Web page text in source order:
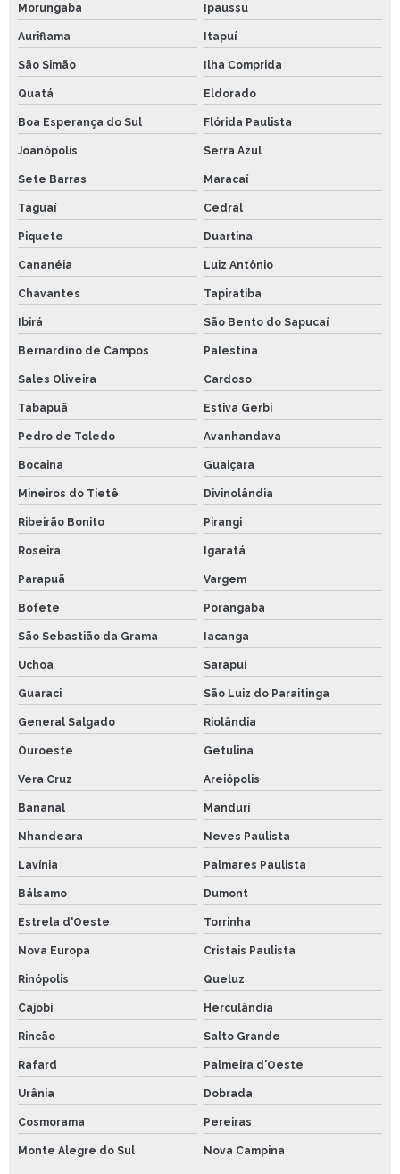
Morungaba Ipaussu
Auriflama Itapuí
São Simão Ilha Comprida
Quatá Eldorado
Boa Esperança do Sul Flórida Paulista
Joanópolis Serra Azul
Sete Barras Maracaí
Taguaí Cedral
Piquete Duartina
Cananéia Luiz Antônio
Chavantes Tapiratiba
Ibirá São Bento do Sapucaí
Bernardino de Campos Palestina
Sales Oliveira Cardoso
Tabapuã Estiva Gerbi
Pedro de Toledo Avanhandava
Bocaina Guaiçara
Mineiros do Tietê Divinolândia
Ribeirão Bonito Pirangi
Roseira Igaratá
Parapuã Vargem
Bofete Porangaba
São Sebastião da Grama Iacanga
Uchoa Sarapuí
Guaraci São Luiz do Paraitinga
General Salgado Riolândia
Ouroeste Getulina
Vera Cruz Areiópolis
Bananal Manduri
Nhandeara Neves Paulista
Lavínia Palmares Paulista
Bálsamo Dumont
Estrela d'Oeste Torrinha
Nova Europa Cristais Paulista
Rinópolis Queluz
Cajobi Herculândia
Rincão Salto Grande
Rafard Palmeira d'Oeste
Urânia Dobrada
Cosmorama Pereiras
Monte Alegre do Sul Nova Campina